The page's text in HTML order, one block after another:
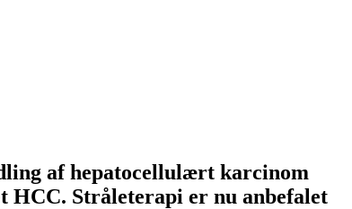
af hepatocellulært karcinom
HCC. Stråleterapi er nu anbefalet